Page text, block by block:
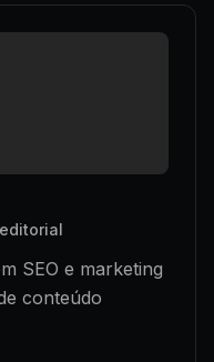
SEO e marketing
conteúdo